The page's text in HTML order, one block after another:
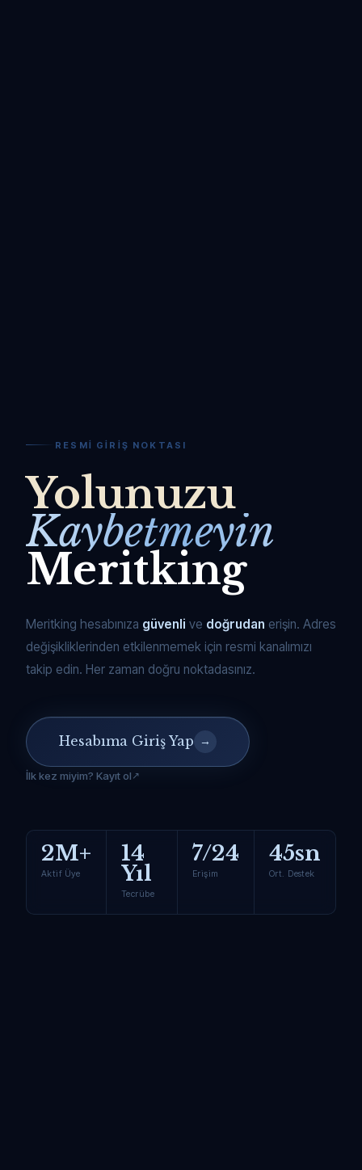
RESMI GIRIŞ NOKTASI
Yolunuzu
Kaybetmeyin
Meritking
Meritking hesabınıza güvenli ve doğrudan erişin. Adres
değişikliklerinden etkilenmemek için resmi kanalımızı
takip edin. Her zaman doğru noktadasınız.
Hesabıma Giriş Yap →
İlk kez miyim? Kayıt ol
2M+
Aktif Üye
14
Yıl
Tecrübe
7/24
Erişim
45sn
Ort. Destek